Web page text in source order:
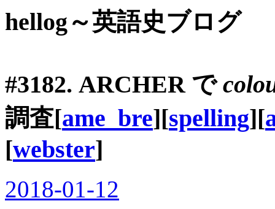
hellog～英語史ブログ
#3182. ARCHER で
調査[ame_bre][spelling][
[webster]
2018-01-12